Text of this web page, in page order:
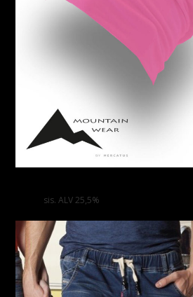
sis. ALV 25,5%